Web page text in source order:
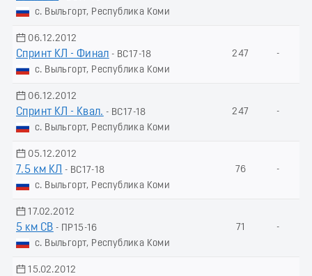
с. Выльгорт, Республика Коми
06.12.2012
Спринт КЛ - Финал - ВС17-18
с. Выльгорт, Республика Коми
247 -
06.12.2012
Спринт КЛ - Квал. - ВС17-18
с. Выльгорт, Республика Коми
247 -
05.12.2012
7.5 км КЛ
- ВС17-18
с. Выльгорт, Республика Коми
76 -
17.02.2012
5 км СВ - ПР15-16
с. Выльгорт, Республика Коми
71 -
15.02.2012